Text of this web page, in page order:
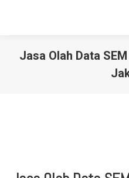
Jasa Olah Data